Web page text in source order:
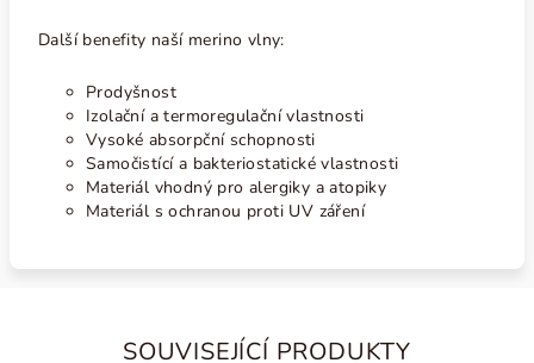
Další benefity naší merino vlny:
Prodyšnost
Izolační a termoregulační vlastnosti
Vysoké absorpční schopnosti
Samočistící a bakteriostatické vlastnosti
Materiál vhodný pro alergiky a atopiky
Materiál s ochranou proti UV záření
SOUVISEJÍCÍ PRODUKTY